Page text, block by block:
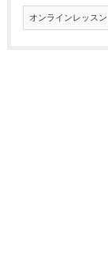
オンラインレッスン